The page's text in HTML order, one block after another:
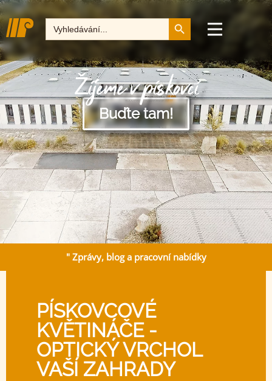
Hledat: Tlačítko pro
Žijeme v pískovci
Buďte tam!
" Zprávy, blog a pracovní nabídky
PÍSKOVCOVÉ
KVĚTINÁČE -
OPTICKÝ VRCHOL
VAŠÍ ZAHRADY